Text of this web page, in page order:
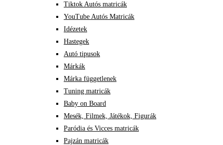
Tiktok Autós matricák
YouTube Autós Matricák
Idézetek
Hastegek
Autó tipusok
Márkák
Márka függetlenek
Tuning matricák
Baby on Board
Mesék, Filmek, Játékok, Figurák
Paródia és Vicces matricák
Pajzán matricák